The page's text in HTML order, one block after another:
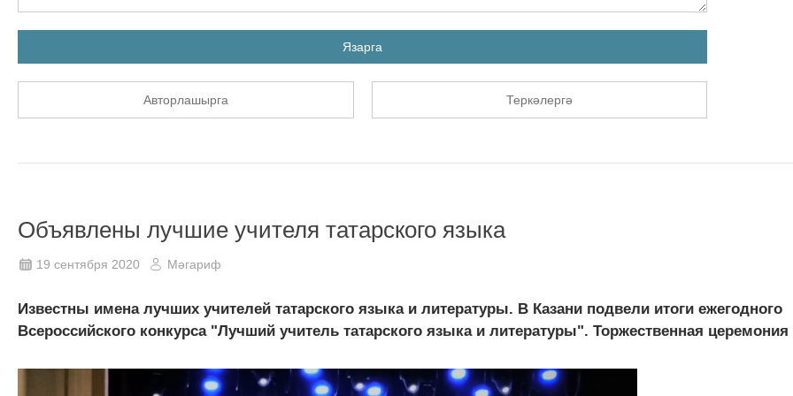
Язарга
Авторлашырга Теркәлергә
Объявлены лучшие учителя татарского языка
19 сентября 2020 Мәгариф
Известны имена лучших учителей татарского языка и литературы. В Казани подвели итоги ежегодного
Всероссийского конкурса "Лучший учитель татарского языка и литературы". Торжественная церемония